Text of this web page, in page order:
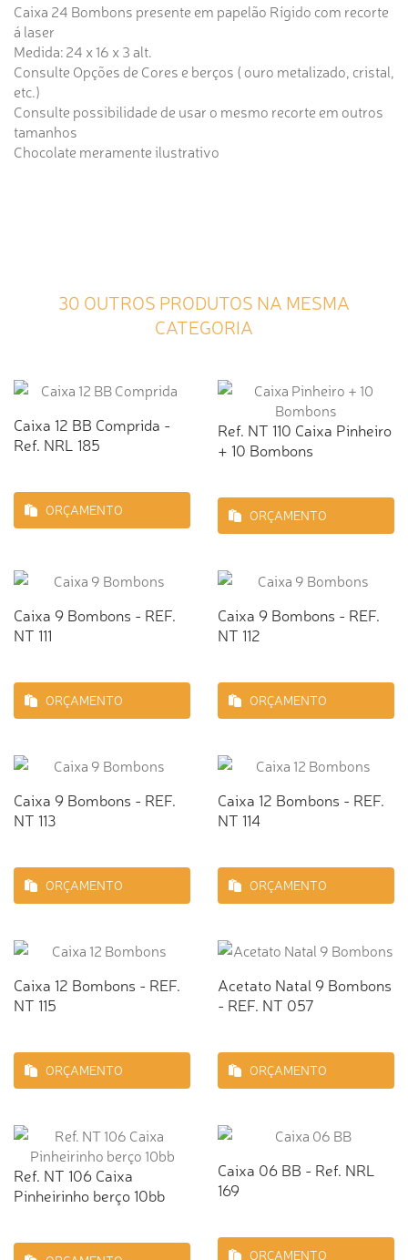
Caixa 24 Bombons presente em papelão Rígido com recorte
á laser
Medida: 24 x 16 x 3 alt.
Consulte Opções de Cores e berços ( ouro metalizado, cristal,
etc.)
Consulte possibilidade de usar o mesmo recorte em outros
tamanhos
Chocolate meramente ilustrativo
30 OUTROS PRODUTOS NA MESMA
CATEGORIA
Caixa 12 BB Comprida -
Ref. NRL 185
ORÇAMENTO
Ref. NT 110 Caixa Pinheiro
+ 10 Bombons
ORÇAMENTO
Caixa 9 Bombons - REF.
NT 111
ORÇAMENTO
Caixa 9 Bombons - REF.
NT 112
ORÇAMENTO
Caixa 9 Bombons - REF.
NT 113
ORÇAMENTO
Caixa 12 Bombons - REF.
NT 114
ORÇAMENTO
Caixa 12 Bombons - REF.
NT 115
ORÇAMENTO
Acetato Natal 9 Bombons
- REF. NT 057
ORÇAMENTO
Ref. NT 106 Caixa
Pinheirinho berço 10bb
Caixa 06 BB - Ref. NRL
169
ORÇAMENTO